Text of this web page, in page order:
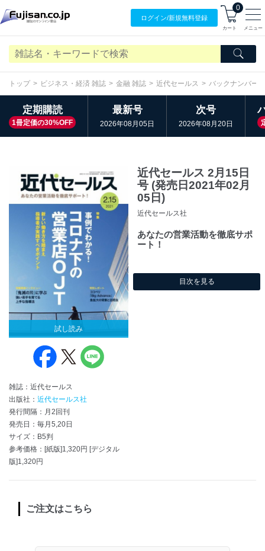
ログイン/新規無料登録
0
カート メニュー
トップ ビジネス・経済 雑誌 金融 雑誌 近代セールス バックナンバー
定期購読
1冊定価の30%OFF
最新号
2026年08月05日
次号
2026年08月20日
試し読み
雑誌：近代セールス
出版社： 近代セールス社
発行間隔：月2回刊
発売日：毎月5,20日
サイズ：B5判
参考価格：[紙版]1,320円 [デジタル
版]1,320円
近代セールス 2月15日
号 (発売日2021年02月
05日)
近代セールス社
あなたの営業活動を徹底サポ
ート！
目次を見る
ご注文はこちら